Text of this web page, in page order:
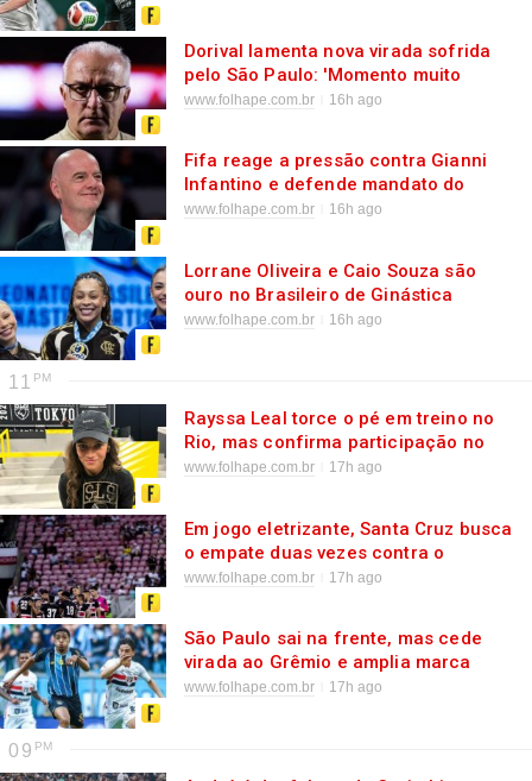
Dorival lamenta nova virada sofrida
pelo São Paulo: 'Momento muito
difícil'
www.folhape.com.br 16h ago
Fifa reage a pressão contra Gianni
Infantino e defende mandato do
presidente
www.folhape.com.br 16h ago
Lorrane Oliveira e Caio Souza são
ouro no Brasileiro de Ginástica
www.folhape.com.br 16h ago
11
Rayssa Leal torce o pé em treino no
Rio, mas confirma participação no
SLS Takeover
www.folhape.com.br 17h ago
Em jogo eletrizante, Santa Cruz busca
o empate duas vezes contra o
Botafogo-PB, pela Série C
www.folhape.com.br 17h ago
São Paulo sai na frente, mas cede
virada ao Grêmio e amplia marca
melancólica no Brasileirão
www.folhape.com.br 17h ago
09